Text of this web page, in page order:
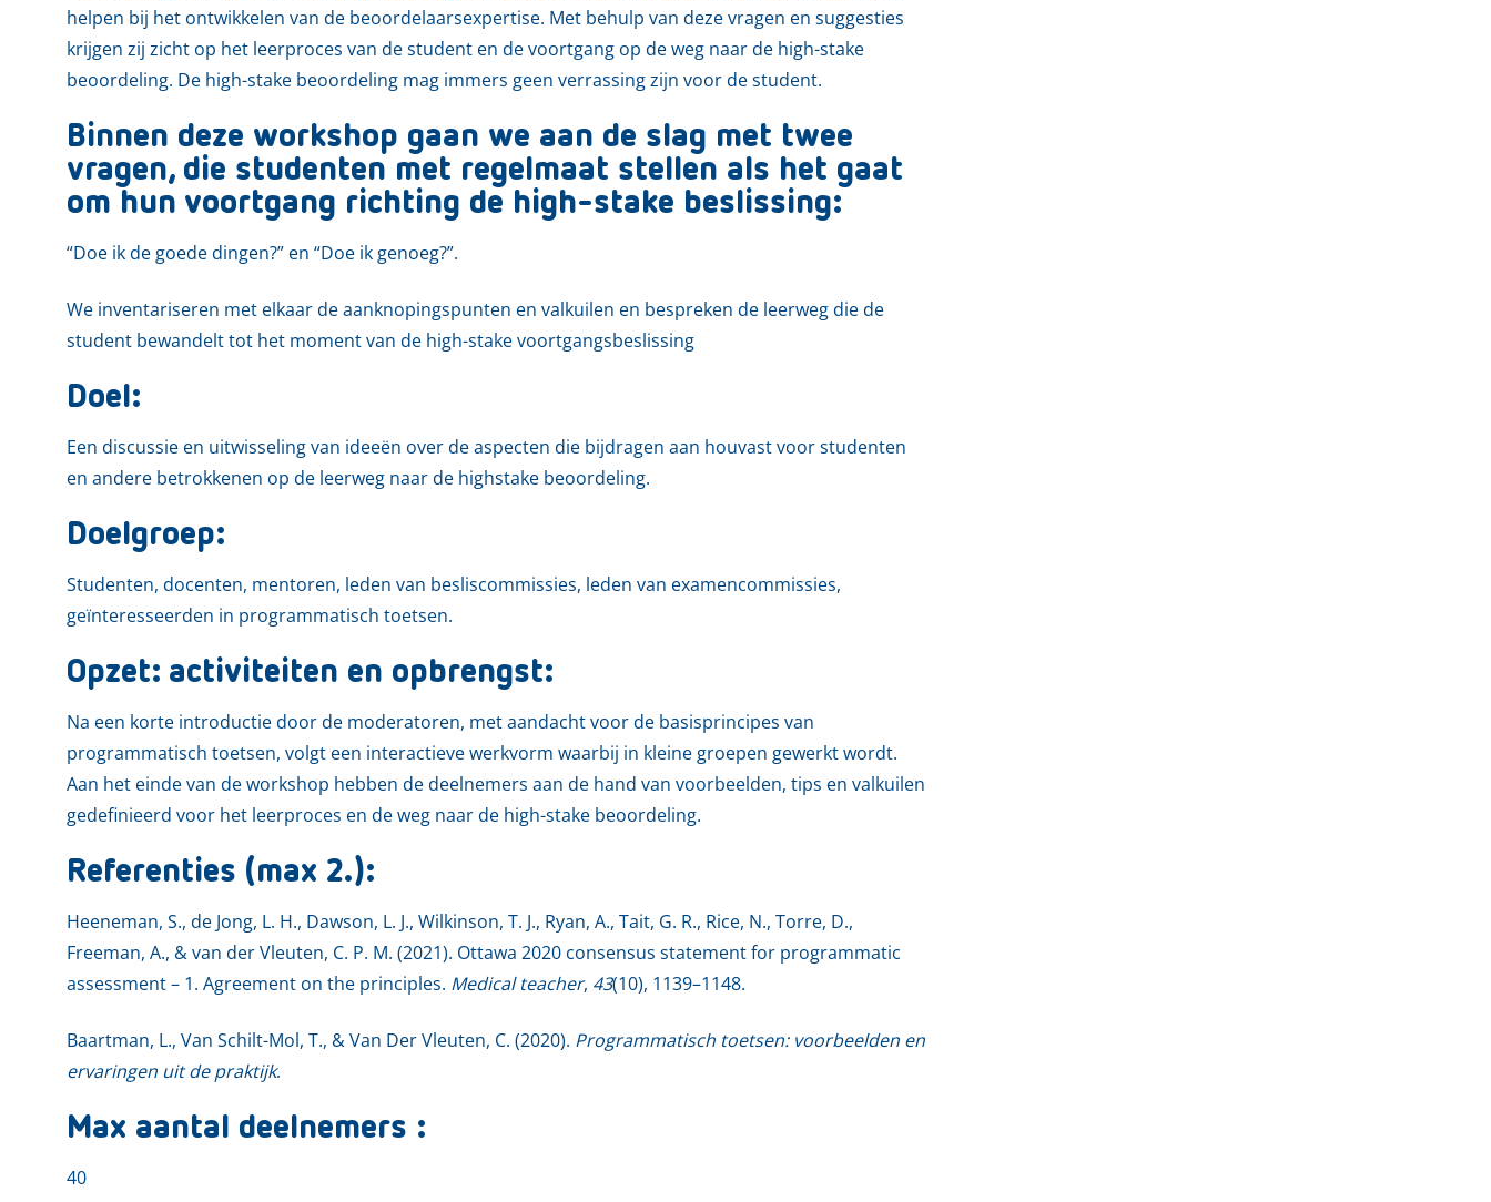
helpen bij het ontwikkelen van de beoordelaarsexpertise. Met behulp van deze vragen en suggesties
krijgen zij zicht op het leerproces van de student en de voortgang op de weg naar de high-stake
beoordeling. De high-stake beoordeling mag immers geen verrassing zijn voor de student.
Binnen deze workshop gaan we aan de slag met twee
vragen, die studenten met regelmaat stellen als het gaat
om hun voortgang richting de high-stake beslissing:
“Doe ik de goede dingen?” en “Doe ik genoeg?”.
We inventariseren met elkaar de aanknopingspunten en valkuilen en bespreken de leerweg die de
student bewandelt tot het moment van de high-stake voortgangsbeslissing
Doel:
Een discussie en uitwisseling van ideeën over de aspecten die bijdragen aan houvast voor studenten
en andere betrokkenen op de leerweg naar de highstake beoordeling.
Doelgroep:
Studenten, docenten, mentoren, leden van besliscommissies, leden van examencommissies,
geïnteresseerden in programmatisch toetsen.
Opzet: activiteiten en opbrengst:
Na een korte introductie door de moderatoren, met aandacht voor de basisprincipes van
programmatisch toetsen, volgt een interactieve werkvorm waarbij in kleine groepen gewerkt wordt.
Aan het einde van de workshop hebben de deelnemers aan de hand van voorbeelden, tips en valkuilen
gedefinieerd voor het leerproces en de weg naar de high-stake beoordeling.
Referenties (max 2.):
Heeneman, S., de Jong, L. H., Dawson, L. J., Wilkinson, T. J., Ryan, A., Tait, G. R., Rice, N., Torre, D.,
Freeman, A., & van der Vleuten, C. P. M. (2021). Ottawa 2020 consensus statement for programmatic
assessment – 1. Agreement on the principles. Medical teacher, 43(10), 1139–1148.
Baartman, L., Van Schilt-Mol, T., & Van Der Vleuten, C. (2020). Programmatisch toetsen: voorbeelden en
ervaringen uit de praktijk.
Max aantal deelnemers :
40